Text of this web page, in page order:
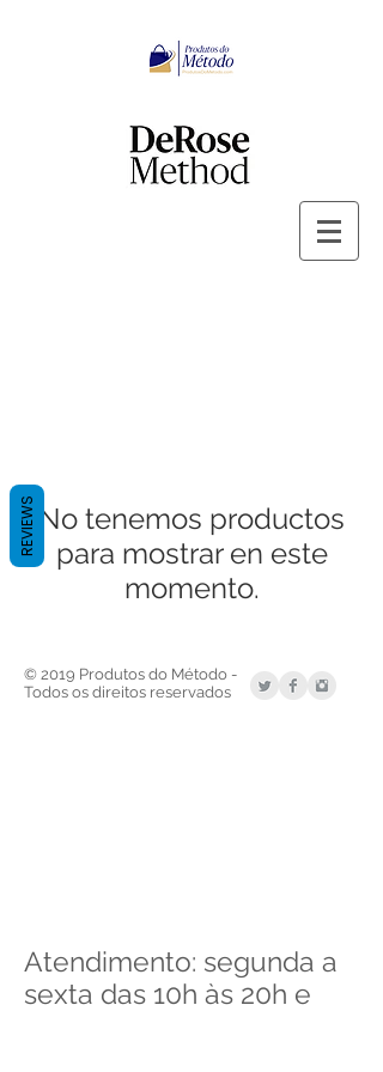
No tenemos productos
para mostrar en este
momento.
© 2019 Produtos do Método -
Todos os direitos reservados
Atendimento: segunda a
sexta das 10h às 20h e
REVIEWS